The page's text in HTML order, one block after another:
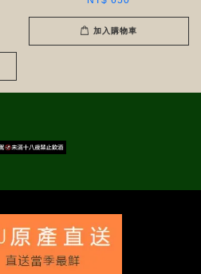
加入購物車